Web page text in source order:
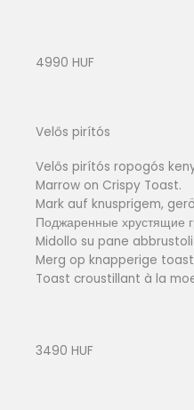
4990 HUF
Velős pirítós
Velős pirítós ropogós
Marrow on Crispy Toast.
Mark auf knusprigem,
Поджаренные хрустящие
Midollo su pane
Merg op knapperige
Toast croustillant à la
3490 HUF